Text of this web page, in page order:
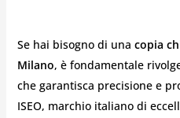
Se hai bisogno di una copia
Milano, è fondamentale
che garantisca precisione e
ISEO, marchio italiano di